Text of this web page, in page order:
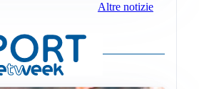
Altre notizie